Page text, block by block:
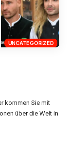
UNCATEGORIZED
kommen Sie mit
über die Welt in